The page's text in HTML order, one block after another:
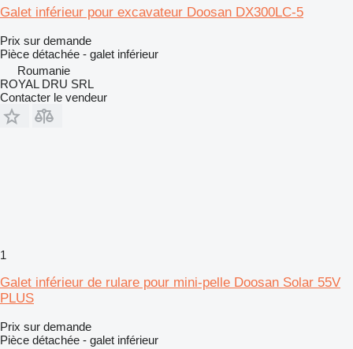
Galet inférieur pour excavateur Doosan DX300LC-5
Prix sur demande
Pièce détachée - galet inférieur
Roumanie
ROYAL DRU SRL
Contacter le vendeur
1
Galet inférieur de rulare pour mini-pelle Doosan Solar 55V
PLUS
Prix sur demande
Pièce détachée - galet inférieur